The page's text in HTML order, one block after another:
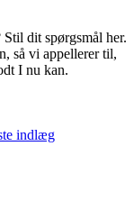
dit spørgsmål her.
så vi appellerer til,
I nu kan.
indlæg